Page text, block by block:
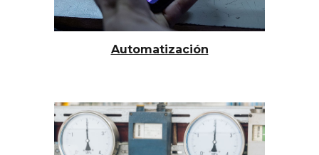
Automatización